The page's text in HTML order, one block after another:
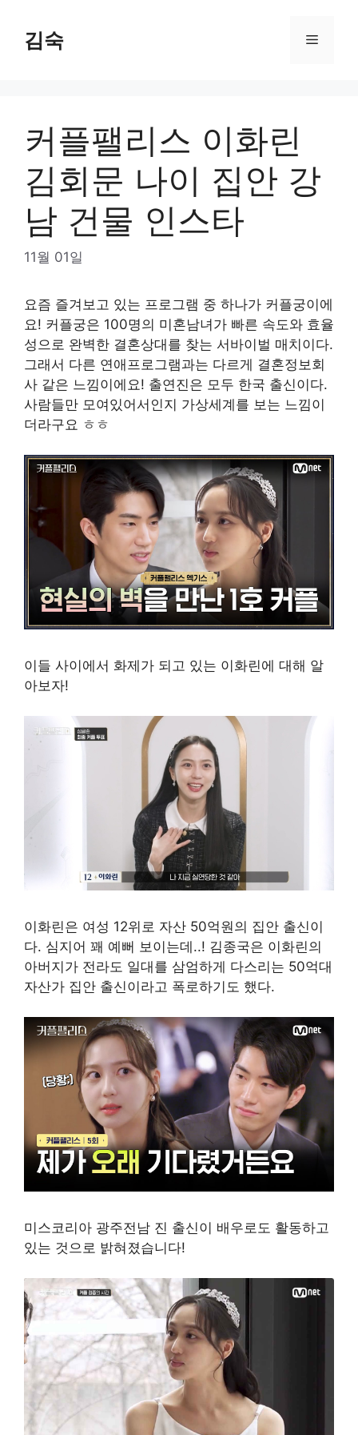
content
김숙 Menu
커플팰리스 이화린
김회문 나이 집안 강
남 건물 인스타
11월 01일
요즘 즐겨보고 있는 프로그램 중 하나가 커플궁이에
요! 커플궁은 100명의 미혼남녀가 빠른 속도와 효율
성으로 완벽한 결혼상대를 찾는 서바이벌 매치이다.
그래서 다른 연애프로그램과는 다르게 결혼정보회
사 같은 느낌이에요! 출연진은 모두 한국 출신이다.
사람들만 모여있어서인지 가상세계를 보는 느낌이
더라구요 ㅎㅎ
이들 사이에서 화제가 되고 있는 이화린에 대해 알
아보자!
이화린은 여성 12위로 자산 50억원의 집안 출신이
다. 심지어 꽤 예뻐 보이는데..! 김종국은 이화린의
아버지가 전라도 일대를 삼엄하게 다스리는 50억대
자산가 집안 출신이라고 폭로하기도 했다.
미스코리아 광주전남 진 출신이 배우로도 활동하고
있는 것으로 밝혀졌습니다!